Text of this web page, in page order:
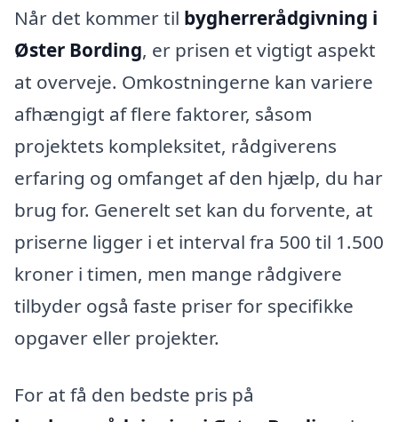
Når det kommer til bygherrerådgivning i
Øster Bording, er prisen et vigtigt aspekt
at overveje. Omkostningerne kan variere
afhængigt af flere faktorer, såsom
projektets kompleksitet, rådgiverens
erfaring og omfanget af den hjælp, du har
brug for. Generelt set kan du forvente, at
priserne ligger i et interval fra 500 til 1.500
kroner i timen, men mange rådgivere
tilbyder også faste priser for specifikke
opgaver eller projekter.
For at få den bedste pris på